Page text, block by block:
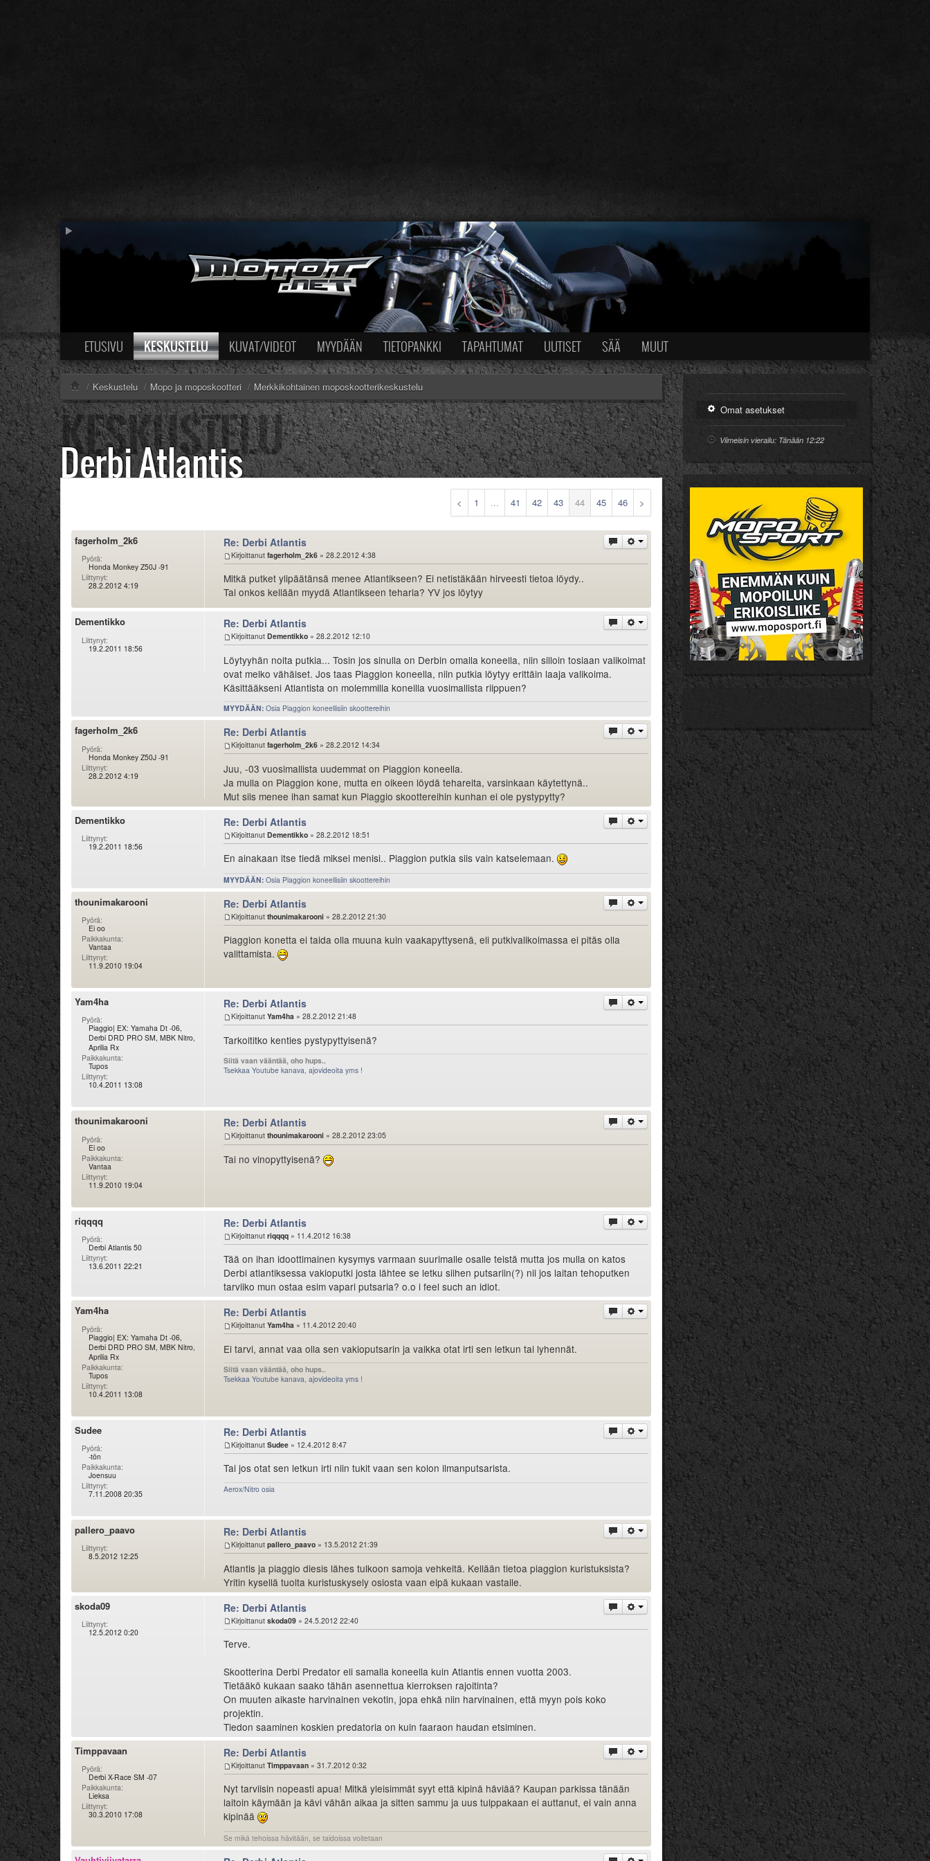
ETUSIVU KESKUSTELU KUVAT/VIDEOT MYYDÄÄN TIETOPANKKI TAPAHTUMAT UUTISET SÄÄ MUUT
/ Keskustelu / Mopo ja moposkootteri / Merkkikohtainen moposkootterikeskustelu
Derbi Atlantis
< 1 ... 41 42 43 44 45 46 >
fagerholm_2k6
Pyörä:
Honda Monkey Z50J -91
Liittynyt:
28.2.2012 4:19
Re: Derbi Atlantis
Kirjoittanut fagerholm_2k6» 28.2.2012 4:38
Mitkä putket ylipäätänsä menee Atlantikseen? Ei netistäkään hirveesti tietoa löydy..
Tai onkos kellään myydä Atlantikseen teharia? YV jos löytyy
Dementikko
Liittynyt:
19.2.2011 18:56
Re: Derbi Atlantis
Kirjoittanut Dementikko» 28.2.2012 12:10
Löytyyhän noita putkia... Tosin jos sinulla on Derbin omalla koneella, niin silloin tosiaan valikoimat
ovat melko vähäiset. Jos taas Piaggion koneella, niin putkia löytyy erittäin laaja valikoima.
Käsittääkseni Atlantista on molemmilla koneilla vuosimallista riippuen?
MYYDÄÄN:Osia Piaggion koneellisiin skoottereihin
fagerholm_2k6
Pyörä:
Honda Monkey Z50J -91
Liittynyt:
28.2.2012 4:19
Re: Derbi Atlantis
Kirjoittanut fagerholm_2k6» 28.2.2012 14:34
Juu, -03 vuosimallista uudemmat on Piaggion koneella.
Ja mulla on Piaggion kone, mutta en oikeen löydä tehareita, varsinkaan käytettynä..
Mut siis menee ihan samat kun Piaggio skoottereihin kunhan ei ole pystypytty?
Dementikko
Liittynyt:
19.2.2011 18:56
Re: Derbi Atlantis
Kirjoittanut Dementikko» 28.2.2012 18:51
En ainakaan itse tiedä miksei menisi.. Piaggion putkia siis vain katselemaan.
MYYDÄÄN:Osia Piaggion koneellisiin skoottereihin
thounimakarooni
Pyörä:
Ei oo
Paikkakunta:
Vantaa
Liittynyt:
11.9.2010 19:04
Re: Derbi Atlantis
Kirjoittanut thounimakarooni» 28.2.2012 21:30
Piaggion konetta ei taida olla muuna kuin vaakapyttysenä, eli putkivalikoimassa ei pitäs olla
valittamista.
Yam4ha
Pyörä:
Piaggio| EX: Yamaha Dt -06,
Derbi DRD PRO SM, MBK Nitro,
Aprilia Rx
Paikkakunta:
Tupos
Liittynyt:
10.4.2011 13:08
Re: Derbi Atlantis
Kirjoittanut Yam4ha» 28.2.2012 21:48
Tarkoititko kenties pystypyttyisenä?
Siitä vaan vääntää, oho hups..
Tsekkaa Youtube kanava, ajovideoita yms !
thounimakarooni
Pyörä:
Ei oo
Paikkakunta:
Vantaa
Liittynyt:
11.9.2010 19:04
Re: Derbi Atlantis
Kirjoittanut thounimakarooni» 28.2.2012 23:05
Tai no vinopyttyisenä?
riqqqq
Pyörä:
Derbi Atlantis 50
Liittynyt:
13.6.2011 22:21
Re: Derbi Atlantis
Kirjoittanut riqqqq» 11.4.2012 16:38
Tää on ihan idoottimainen kysymys varmaan suurimalle osalle teistä mutta jos mulla on katos
Derbi atlantiksessa vakioputki josta lähtee se letku siihen putsariin(?) nii jos laitan tehoputken
tarviiko mun ostaa esim vapari putsaria? o.o i feel such an idiot.
Yam4ha
Pyörä:
Piaggio| EX: Yamaha Dt -06,
Derbi DRD PRO SM, MBK Nitro,
Aprilia Rx
Paikkakunta:
Tupos
Liittynyt:
10.4.2011 13:08
Re: Derbi Atlantis
Kirjoittanut Yam4ha» 11.4.2012 20:40
Ei tarvi, annat vaa olla sen vakioputsarin ja vaikka otat irti sen letkun tai lyhennät.
Siitä vaan vääntää, oho hups..
Tsekkaa Youtube kanava, ajovideoita yms !
Sudee
Pyörä:
-tön
Paikkakunta:
Joensuu
Liittynyt:
7.11.2008 20:35
Re: Derbi Atlantis
Kirjoittanut Sudee» 12.4.2012 8:47
Tai jos otat sen letkun irti niin tukit vaan sen kolon ilmanputsarista.
Aerox/Nitro osia
pallero_paavo
Liittynyt:
8.5.2012 12:25
Re: Derbi Atlantis
Kirjoittanut pallero_paavo» 13.5.2012 21:39
Atlantis ja piaggio diesis lähes tulkoon samoja vehkeitä. Kellään tietoa piaggion kuristuksista?
Yritin kysellä tuolta kuristuskysely osiosta vaan eipä kukaan vastaile.
skoda09
Liittynyt:
12.5.2012 0:20
Re: Derbi Atlantis
Kirjoittanut skoda09» 24.5.2012 22:40
Terve.
Skootterina Derbi Predator eli samalla koneella kuin Atlantis ennen vuotta 2003.
Tietääkö kukaan saako tähän asennettua kierroksen rajoitinta?
On muuten aikaste harvinainen vekotin, jopa ehkä niin harvinainen, että myyn pois koko
projektin.
Tiedon saaminen koskien predatoria on kuin faaraon haudan etsiminen.
Timppavaan
Pyörä:
Derbi X-Race SM -07
Paikkakunta:
Lieksa
Liittynyt:
30.3.2010 17:08
Re: Derbi Atlantis
Kirjoittanut Timppavaan» 31.7.2012 0:32
Nyt tarviisin nopeasti apua! Mitkä yleisimmät syyt että kipinä häviää? Kaupan parkissa tänään
laitoin käymään ja kävi vähän aikaa ja sitten sammu ja uus tulppakaan ei auttanut, ei vain anna
kipinää
Se mikä tehoissa hävitään, se taidoissa voitetaan
Omat asetukset
Viimeisin vierailu: Tänään 12:22